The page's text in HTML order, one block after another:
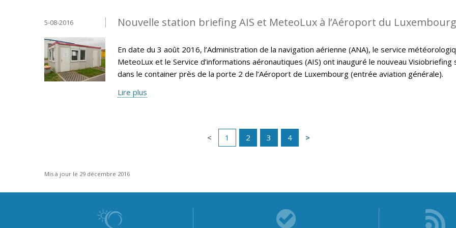
Nouvelle station briefing AIS et MeteoLux à l’Aéroport du Luxembourg
5-08-2016
En date du 3 août 2016, l’Administration de la navigation aérienne (ANA), le service
MeteoLux et le Service d’informations aéronautiques (AIS) ont inauguré le nouveau Visiobriefing
dans le container près de la porte 2 de l’Aéroport de Luxembourg (entrée aviation générale).
Lire plus
1 2 3 4
Mis à jour le 29 décembre 2016